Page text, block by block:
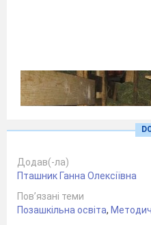
Додав(-ла)
Пташник Ганна Олексіївна
Пов’язані теми
Позашкільна освіта,